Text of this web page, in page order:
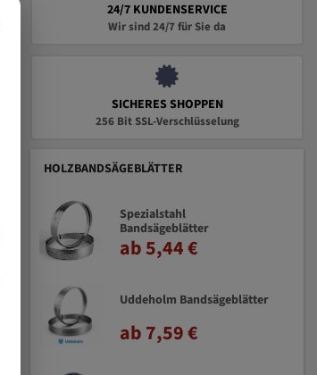
24/7 KUNDENSERVICE
Wir sind 24/7 für Sie da
SICHERES SHOPPEN
256 Bit SSL-Verschlüsselung
HOLZBANDSÄGEBLÄTTER
Spezialstahl
Bandsägeblätter
ab 5,44 €
Uddeholm Bandsägeblätter
ab 7,59 €